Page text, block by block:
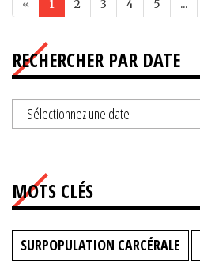
« 1 2 3 4 5 ...
RECHERCHER PAR DATE
MOTS CLÉS
SURPOPULATION CARCÉRALE